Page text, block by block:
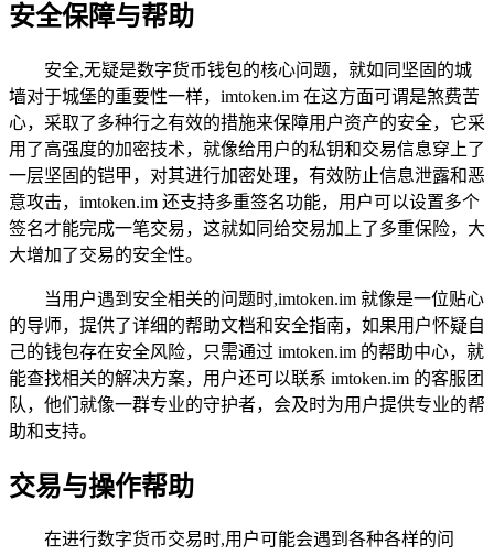
安全保障与帮助
安全,无疑是数字货币钱包的核心问题，就如同坚固的城
墙对于城堡的重要性一样，imtoken.im 在这方面可谓是煞费苦
心，采取了多种行之有效的措施来保障用户资产的安全，它采
用了高强度的加密技术，就像给用户的私钥和交易信息穿上了
一层坚固的铠甲，对其进行加密处理，有效防止信息泄露和恶
意攻击，imtoken.im 还支持多重签名功能，用户可以设置多个
签名才能完成一笔交易，这就如同给交易加上了多重保险，大
大增加了交易的安全性。
当用户遇到安全相关的问题时,imtoken.im 就像是一位贴心
的导师，提供了详细的帮助文档和安全指南，如果用户怀疑自
己的钱包存在安全风险，只需通过 imtoken.im 的帮助中心，就
能查找相关的解决方案，用户还可以联系 imtoken.im 的客服团
队，他们就像一群专业的守护者，会及时为用户提供专业的帮
助和支持。
交易与操作帮助
在进行数字货币交易时,用户可能会遇到各种各样的问